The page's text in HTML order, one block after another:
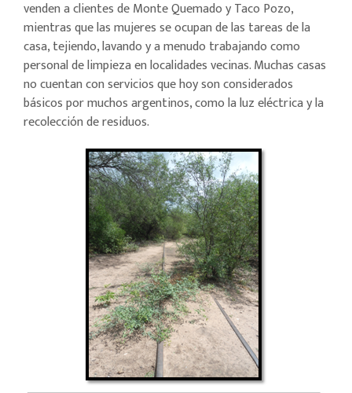
venden a clientes de Monte Quemado y Taco Pozo,
mientras que las mujeres se ocupan de las tareas de la
casa, tejiendo, lavando y a menudo trabajando como
personal de limpieza en localidades vecinas. Muchas casas
no cuentan con servicios que hoy son considerados
básicos por muchos argentinos, como la luz eléctrica y la
recolección de residuos.